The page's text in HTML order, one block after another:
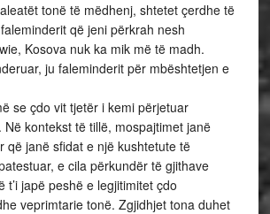
tonë të mëdhenj, shtetet çerdhe të
që jeni përkrah nesh
Kosova nuk ka mik më të madh.
ju faleminderit për mbështetjen e
se çdo vit tjetër i kemi përjetuar
kontekst të tillë, mospajtimet janë
që janë sfidat e një kushtetute të
e cila përkundër të gjithave
t’i japë peshë e legjitimitet çdo
veprimtarie tonë. Zgjidhjet tona duhet